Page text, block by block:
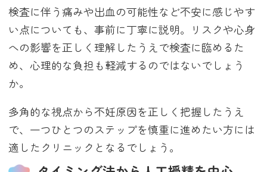
検査に伴う痛みや出血の可能性など不安に感じやす
い点についても、事前に丁寧に説明。リスクや心身
への影響を正しく理解したうえで検査に臨めるた
め、心理的な負担も軽減するのではないでしょう
か。
多角的な視点から不妊原因を正しく把握したうえ
で、一つひとつのステップを慎重に進めたい方には
適したクリニックとなるでしょう。